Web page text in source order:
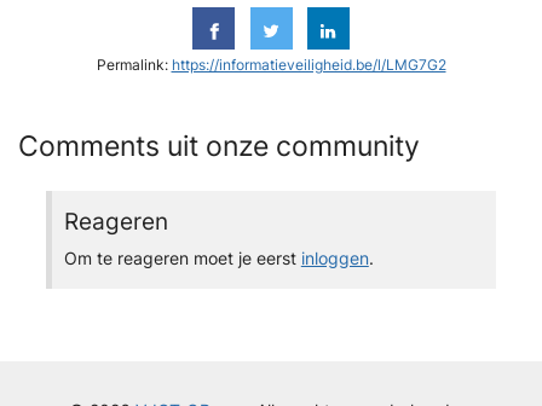
Permalink: https://informatieveiligheid.be/l/LMG7G2
Comments uit onze community
Reageren
Om te reageren moet je eerst inloggen.